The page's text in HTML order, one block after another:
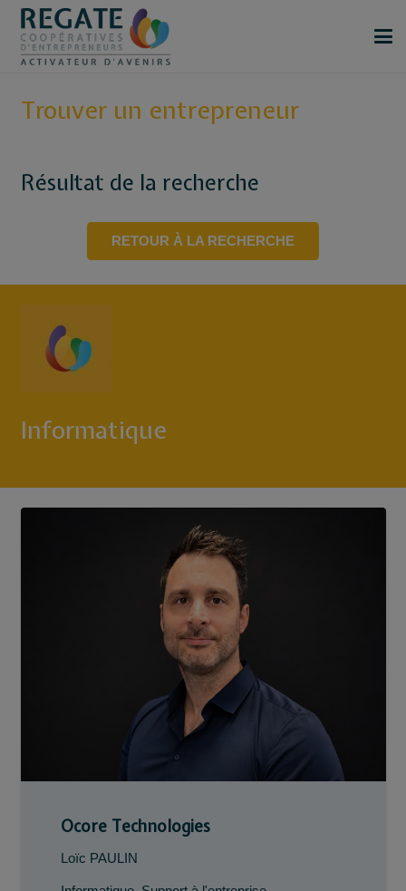
Trouver un entrepreneur
Résultat de la recherche
RETOUR À LA RECHERCHE
Informatique
Ocore Technologies
Loïc PAULIN